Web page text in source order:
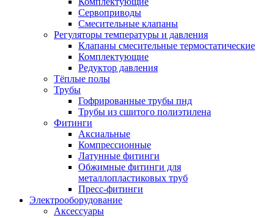
Сервоприводы
Смесительные клапаны
Регуляторы температуры и давления
Клапаны смесительные термостатические
Комплектующие
Редуктор давления
Тёплые полы
Трубы
Гофрированные трубы пнд
Трубы из сшитого полиэтилена
Фитинги
Аксиальные
Компрессионные
Латунные фитинги
Обжимные фитинги для
металлопластиковых труб
Пресс-фитинги
Электрооборудование
Аксессуары